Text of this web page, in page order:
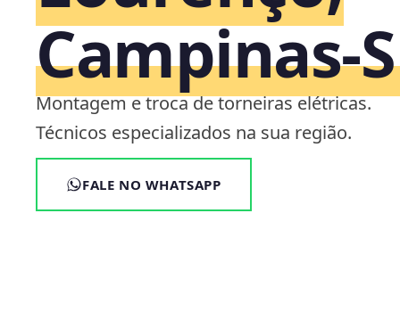
Montagem e troca de torneiras elétricas.
Técnicos especializados na sua região.
FALE NO WHATSAPP